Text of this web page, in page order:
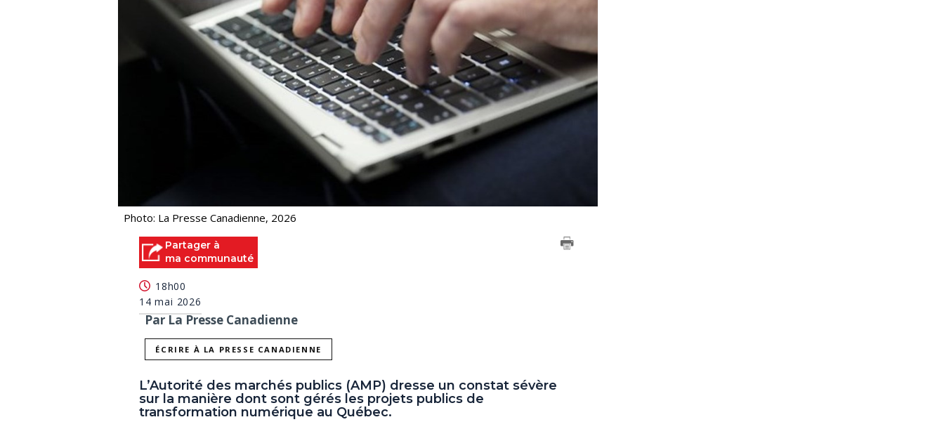
Photo: La Presse Canadienne, 2026
Partager à
ma communauté
18h00
14 mai 2026
Par La Presse Canadienne
ÉCRIRE À LA PRESSE CANADIENNE
L’Autorité des marchés publics (AMP) dresse un constat sévère
sur la manière dont sont gérés les projets publics de
transformation numérique au Québec.